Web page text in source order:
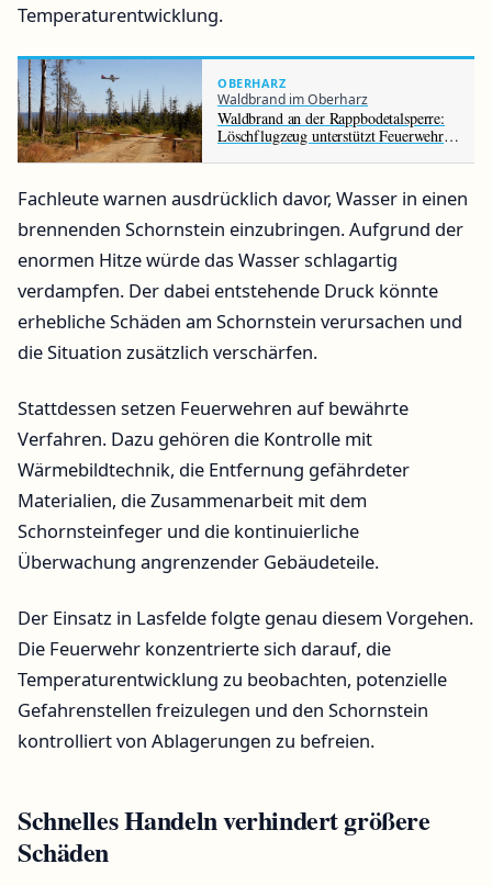
Temperaturentwicklung.
OBERHARZ
Waldbrand im Oberharz
Waldbrand an der Rappbodetalsperre:
Löschflugzeug unterstützt Feuerwehr
Fachleute warnen ausdrücklich davor, Wasser in einen
brennenden Schornstein einzubringen. Aufgrund der
enormen Hitze würde das Wasser schlagartig
verdampfen. Der dabei entstehende Druck könnte
erhebliche Schäden am Schornstein verursachen und
die Situation zusätzlich verschärfen.
Stattdessen setzen Feuerwehren auf bewährte
Verfahren. Dazu gehören die Kontrolle mit
Wärmebildtechnik, die Entfernung gefährdeter
Materialien, die Zusammenarbeit mit dem
Schornsteinfeger und die kontinuierliche
Überwachung angrenzender Gebäudeteile.
Der Einsatz in Lasfelde folgte genau diesem Vorgehen.
Die Feuerwehr konzentrierte sich darauf, die
Temperaturentwicklung zu beobachten, potenzielle
Gefahrenstellen freizulegen und den Schornstein
kontrolliert von Ablagerungen zu befreien.
Schnelles Handeln verhindert größere
Schäden